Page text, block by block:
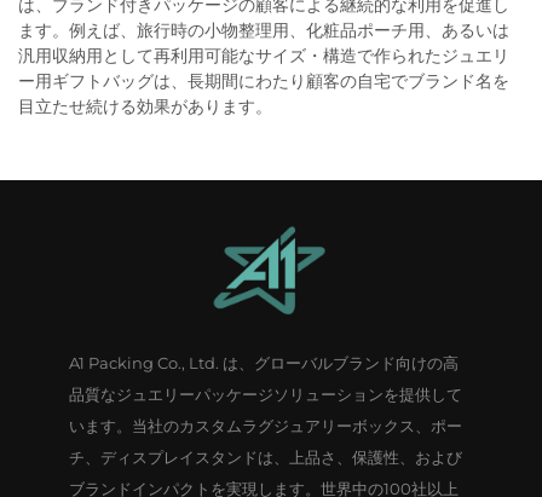
は、ブランド付きパッケージの顧客による継続的な利用を促進し
ます。例えば、旅行時の小物整理用、化粧品ポーチ用、あるいは
汎用収納用として再利用可能なサイズ・構造で作られたジュエリ
ー用ギフトバッグは、長期間にわたり顧客の自宅でブランド名を
目立たせ続ける効果があります。
A1 Packing Co., Ltd. は、グローバルブランド向けの高
品質なジュエリーパッケージソリューションを提供して
います。当社のカスタムラグジュアリーボックス、ポー
チ、ディスプレイスタンドは、上品さ、保護性、および
ブランドインパクトを実現します。世界中の100社以上